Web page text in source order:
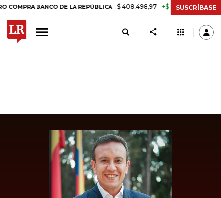
BANCO DE LA REPÚBLICA $ 408.498,97 +$ 8.753,81 +2,19%
SUSCRÍBASE